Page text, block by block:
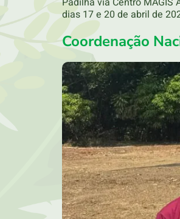
dias 17 e 20 de abril de
Coordenação